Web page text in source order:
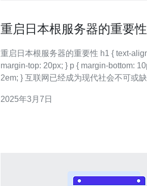
重启日本根服务器的重要性
重启日本根服务器的重要性 h1 { text-align: center; } h2 {
margin-top: 20px; } p { margin-bottom: 10px; text-indent:
2em; } 互联网已经成为现代社会不可或缺的一部分，而根
2025年3月7日